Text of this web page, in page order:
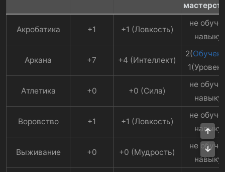
Акробатика​ +1​ +1 (Ловкость)​
не
навыку​
Аркана​ +7​ +4 (Интеллект)​
2(Обучен
Атлетика​ +0​ +0 (Сила)​
не
навыку​
Воровство​ +1​ +1 (Ловкость)​
не
навыку​
Выживание​ +0​ +0 (Мудрость)​
не
навыку​